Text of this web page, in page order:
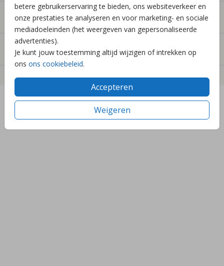
betere gebruikerservaring te bieden, ons websiteverkeer en
onze prestaties te analyseren en voor marketing- en sociale
mediadoeleinden (het weergeven van gepersonaliseerde
advertenties).
Je kunt jouw toestemming altijd wijzigen of intrekken op
ons ons cookiebeleid.
Accepteren
Weigeren
Informatie
Contact